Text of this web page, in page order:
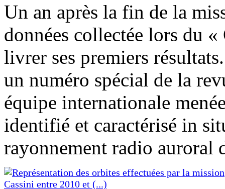
Un an après la fin de la
données collectée lors du
livrer ses premiers
un numéro spécial de la
équipe internationale
identifié et caractérisé in
rayonnement radio auroral